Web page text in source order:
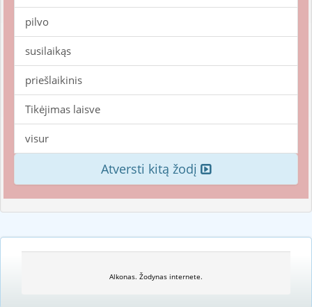
pilvo
susilaikąs
priešlaikinis
Tikėjimas laisve
visur
Atversti kitą žodį
Alkonas. Žodynas internete.